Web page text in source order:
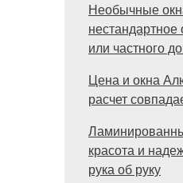
Необычные
или частного
Цена и окна
расчет
красота и
рука об руку